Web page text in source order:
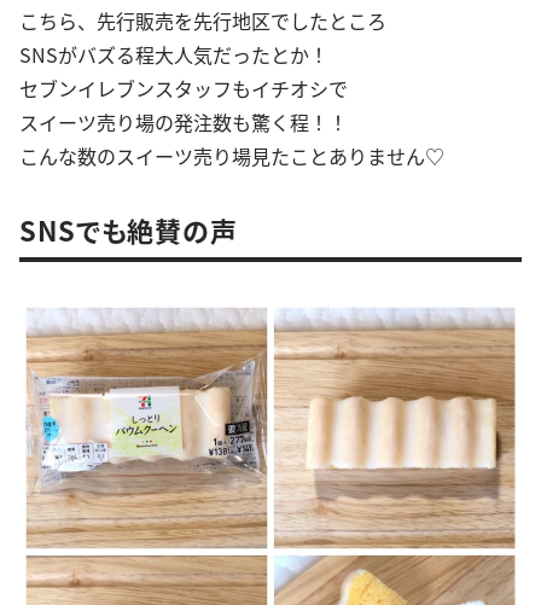
こちら、先行販売を先行地区でしたところ
SNSがバズる程大人気だったとか！
セブンイレブンスタッフもイチオシで
スイーツ売り場の発注数も驚く程！！
こんな数のスイーツ売り場見たことありません♡
SNSでも絶賛の声